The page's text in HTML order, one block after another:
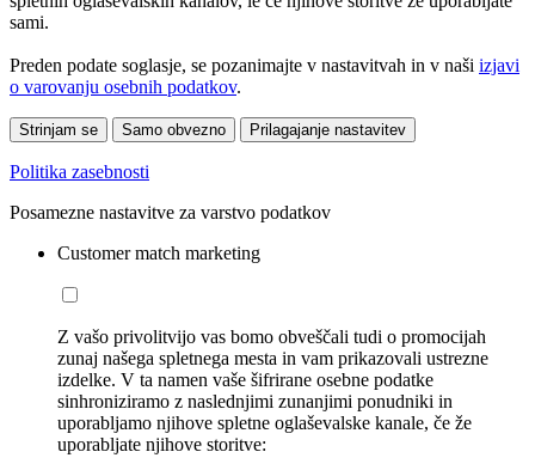
sami.
Preden podate soglasje, se pozanimajte v nastavitvah in v naši izjavi
o varovanju osebnih podatkov.
Strinjam se Samo obvezno Prilagajanje nastavitev
Politika zasebnosti
Posamezne nastavitve za varstvo podatkov
Customer match marketing
Z vašo privolitvijo vas bomo obveščali tudi o promocijah
zunaj našega spletnega mesta in vam prikazovali ustrezne
izdelke. V ta namen vaše šifrirane osebne podatke
sinhroniziramo z naslednjimi zunanjimi ponudniki in
uporabljamo njihove spletne oglaševalske kanale, če že
uporabljate njihove storitve: